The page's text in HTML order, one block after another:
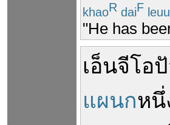
khaoR daiF
"He has
เอ็นจีโอ
แผนกหนึ่